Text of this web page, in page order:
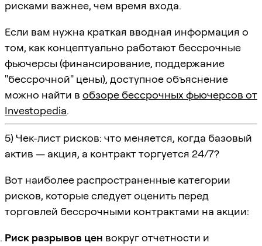
рисками важнее, чем время входа.
Если вам нужна краткая вводная информация о
том, как концептуально работают бессрочные
фьючерсы (финансирование, поддержание
"бессрочной" цены), доступное объяснение
можно найти в обзоре бессрочных фьючерсов от
Investopedia.
5) Чек-лист рисков: что меняется, когда базовый
актив — акция, а контракт торгуется 24/7?
Вот наиболее распространенные категории
рисков, которые следует оценить перед
торговлей бессрочными контрактами на акции:
Риск разрывов цен вокруг отчетности и